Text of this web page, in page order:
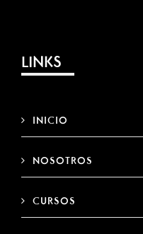
LINKS
INICIO
NOSOTROS
CURSOS